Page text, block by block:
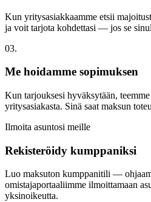
Kun yritysasiakkaamme etsii
ja voit tarjota kohdettasi — jos se
03.
Me hoidamme sopimuksen
Kun tarjouksesi hyväksytään,
yritysasiakasta. Sinä saat maksun
Ilmoita asuntosi meille
Rekisteröidy kumppaniksi
Luo maksuton kumppanitili —
omistajaportaaliimme ilmoittamaan
yksinoikeutta.